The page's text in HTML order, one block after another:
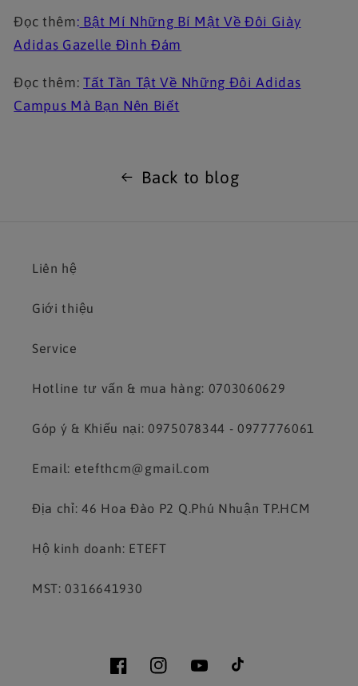
Đọc thêm: Bật Mí Những Bí Mật Về Đôi Giày
Adidas Gazelle Đình Đám
Đọc thêm:Tất Tần Tật Về Những Đôi Adidas
Campus Mà Bạn Nên Biết
Back to blog
Liên hệ
Giới thiệu
Service
Hotline tư vấn & mua hàng: 0703060629
Góp ý & Khiếu nại: 0975078344 - 0977776061
Email: etefthcm@gmail.com
Địa chỉ: 46 Hoa Đào P2 Q.Phú Nhuận TP.HCM
Hộ kinh doanh: ETEFT
MST: 0316641930
FacebookInstagramYouTubeTikTok